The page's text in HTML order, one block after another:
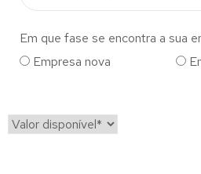
Em que fase se encontra a sua
Empresa nova